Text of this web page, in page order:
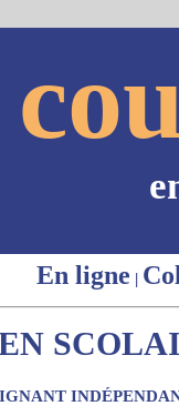
En ligne |